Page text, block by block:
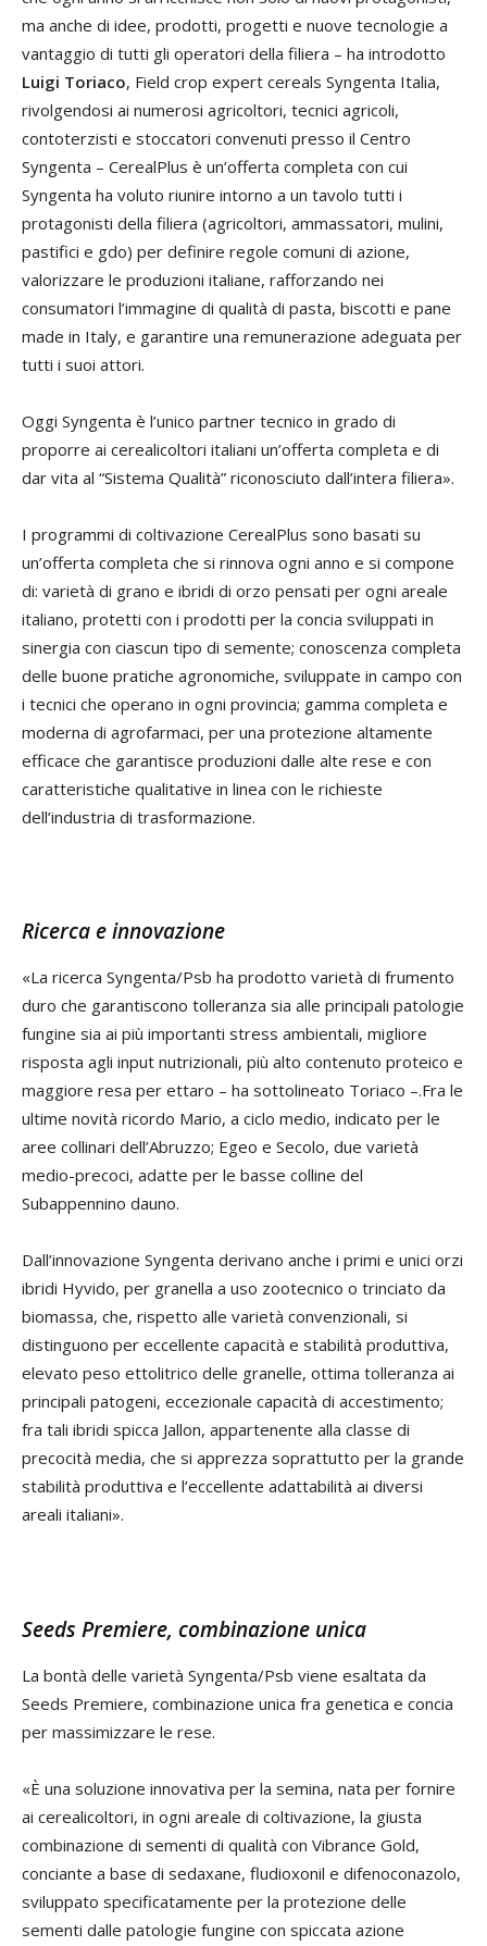
ma anche di idee, prodotti, progetti e nuove tecnologie a
vantaggio di tutti gli operatori della filiera – ha introdotto
Luigi Toriaco, Field crop expert cereals Syngenta Italia,
rivolgendosi ai numerosi agricoltori, tecnici agricoli,
contoterzisti e stoccatori convenuti presso il Centro
Syngenta – CerealPlus è un’offerta completa con cui
Syngenta ha voluto riunire intorno a un tavolo tutti i
protagonisti della filiera (agricoltori, ammassatori, mulini,
pastifici e gdo) per definire regole comuni di azione,
valorizzare le produzioni italiane, rafforzando nei
consumatori l’immagine di qualità di pasta, biscotti e pane
made in Italy, e garantire una remunerazione adeguata per
tutti i suoi attori.
Oggi Syngenta è l’unico partner tecnico in grado di
proporre ai cerealicoltori italiani un’offerta completa e di
dar vita al “Sistema Qualità” riconosciuto dall’intera filiera».
I programmi di coltivazione CerealPlus sono basati su
un’offerta completa che si rinnova ogni anno e si compone
di: varietà di grano e ibridi di orzo pensati per ogni areale
italiano, protetti con i prodotti per la concia sviluppati in
sinergia con ciascun tipo di semente; conoscenza completa
delle buone pratiche agronomiche, sviluppate in campo con
i tecnici che operano in ogni provincia; gamma completa e
moderna di agrofarmaci, per una protezione altamente
efficace che garantisce produzioni dalle alte rese e con
caratteristiche qualitative in linea con le richieste
dell’industria di trasformazione.
Ricerca e innovazione
«La ricerca Syngenta/Psb ha prodotto varietà di frumento
duro che garantiscono tolleranza sia alle principali patologie
fungine sia ai più importanti stress ambientali, migliore
risposta agli input nutrizionali, più alto contenuto proteico e
maggiore resa per ettaro – ha sottolineato Toriaco –.Fra le
ultime novità ricordo Mario, a ciclo medio, indicato per le
aree collinari dell’Abruzzo; Egeo e Secolo, due varietà
medio-precoci, adatte per le basse colline del
Subappennino dauno.
Dall’innovazione Syngenta derivano anche i primi e unici orzi
ibridi Hyvido, per granella a uso zootecnico o trinciato da
biomassa, che, rispetto alle varietà convenzionali, si
distinguono per eccellente capacità e stabilità produttiva,
elevato peso ettolitrico delle granelle, ottima tolleranza ai
principali patogeni, eccezionale capacità di accestimento;
fra tali ibridi spicca Jallon, appartenente alla classe di
precocità media, che si apprezza soprattutto per la grande
stabilità produttiva e l’eccellente adattabilità ai diversi
areali italiani».
Seeds Premiere, combinazione unica
La bontà delle varietà Syngenta/Psb viene esaltata da
Seeds Premiere, combinazione unica fra genetica e concia
per massimizzare le rese.
«È una soluzione innovativa per la semina, nata per fornire
ai cerealicoltori, in ogni areale di coltivazione, la giusta
combinazione di sementi di qualità con Vibrance Gold,
conciante a base di sedaxane, fludioxonil e difenoconazolo,
sviluppato specificatamente per la protezione delle
sementi dalle patologie fungine con spiccata azione